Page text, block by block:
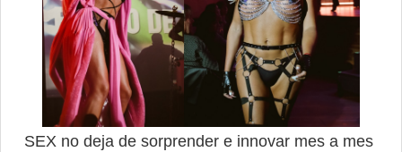
SEX no deja de sorprender e innovar mes a mes